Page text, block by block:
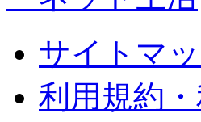
サイトマ
利用規約